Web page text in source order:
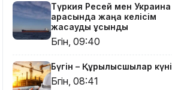
Түркия Ресей мен Украина
арасында жаңа келісім
жасауды ұсынды
Бүгін, 09:40
Бүгін – Құрылысшылар күні
Бүгін, 08:41